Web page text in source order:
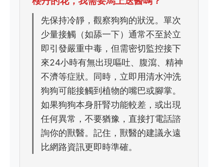
先保持冷靜，觀察狗狗的狀況。單次
少量接觸（如舔一下）通常不至於立
即引發嚴重中毒，但需密切監控接下
來24小時有無出現嘔吐、腹瀉、精神
不濟等症狀。同時，立即用清水沖洗
狗狗可能接觸到植物的嘴巴或腳掌。
如果狗狗本身肝腎功能較差，或出現
任何異常，不要猶豫，直接打電話諮
詢你的獸醫。記住，獸醫的建議永遠
比網路資訊更即時準確。